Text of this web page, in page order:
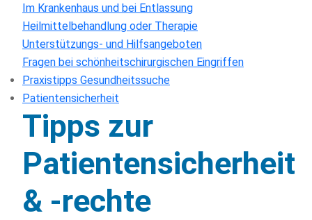
Im Krankenhaus und bei Entlassung
Heilmittelbehandlung oder Therapie
Unterstützungs- und Hilfsangeboten
Fragen bei schönheitschirurgischen Eingriffen
Praxistipps Gesundheitssuche
Patientensicherheit
Tipps zur
Patientensicherheit
& -rechte